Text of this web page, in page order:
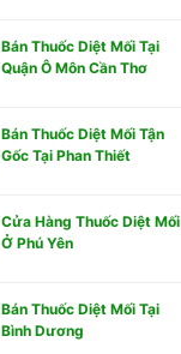
Bán Thuốc Diệt Mối Tại
Quận Ô Môn Cần Thơ
Bán Thuốc Diệt Mối Tận
Gốc Tại Phan Thiết
Cửa Hàng Thuốc Diệt Mối
Ở Phú Yên
Bán Thuốc Diệt Mối Tại
Bình Dương